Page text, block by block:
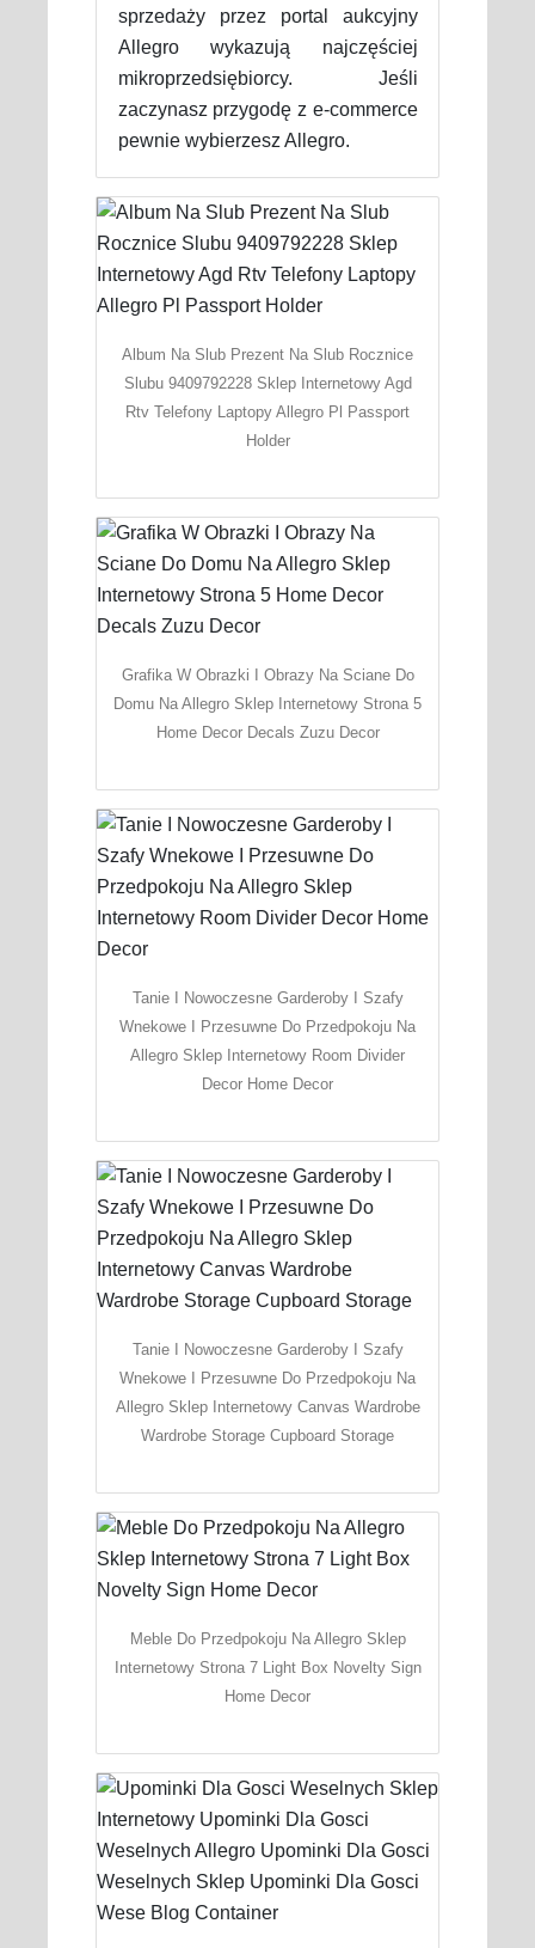
sprzedaży przez portal aukcyjny
Allegro wykazują najczęściej
mikroprzedsiębiorcy. Jeśli
zaczynasz przygodę z e-commerce
pewnie wybierzesz Allegro.
Album Na Slub Prezent Na Slub Rocznice
Slubu 9409792228 Sklep Internetowy Agd
Rtv Telefony Laptopy Allegro Pl Passport
Holder
Grafika W Obrazki I Obrazy Na Sciane Do
Domu Na Allegro Sklep Internetowy Strona 5
Home Decor Decals Zuzu Decor
Tanie I Nowoczesne Garderoby I Szafy
Wnekowe I Przesuwne Do Przedpokoju Na
Allegro Sklep Internetowy Room Divider
Decor Home Decor
Tanie I Nowoczesne Garderoby I Szafy
Wnekowe I Przesuwne Do Przedpokoju Na
Allegro Sklep Internetowy Canvas Wardrobe
Wardrobe Storage Cupboard Storage
Meble Do Przedpokoju Na Allegro Sklep
Internetowy Strona 7 Light Box Novelty Sign
Home Decor